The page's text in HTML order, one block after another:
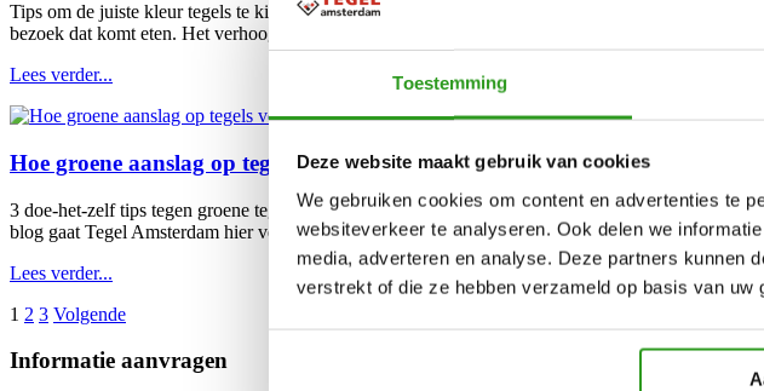
Toestemming
Deze website maakt gebruik van cookies
We gebruiken cookies om content en advertenties te
websiteverkeer te analyseren. Ook delen we
media, adverteren en analyse. Deze partners kunnen
verstrekt of die ze hebben verzameld op basis van uw
Tips om de juiste kleur tegels te kiezen Steeds meer mensen betrekken de keuken van hun
bezoek dat komt eten. Het verhoogt de voorpret van een gezellig diner. En ook in de ochtend is
Lees verder...
Hoe groene aanslag op tegels verwijderen?
3 doe-het-zelf tips tegen groene tegel aanslag Groene aanslag op de tegels, niemand zit erop te
blog gaat Tegel Amsterdam hier verder op in en geven we u drie doe-het-zelf tips om van deze…
Lees verder...
1 2 3 Volgende
Informatie aanvragen